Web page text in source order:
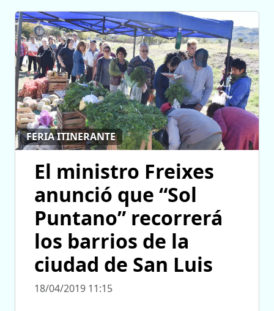
FERIA ITINERANTE
El ministro Freixes
anunció que “Sol
Puntano” recorrerá
los barrios de la
ciudad de San Luis
18/04/2019 11:15